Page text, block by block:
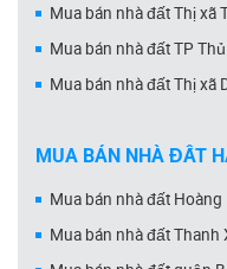
Mua bán nhà đất Thị xã
Mua bán nhà đất TP
Mua bán nhà đất Thị xã
MUA BÁN NHÀ ĐẤT
Mua bán nhà đất Hoàng
Mua bán nhà đất Thanh